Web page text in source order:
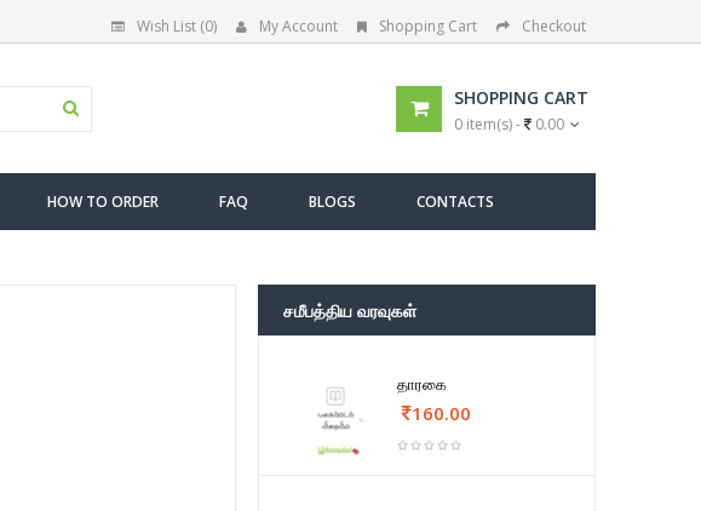
Wish List (0) My Account Shopping Cart Checkout
SHOPPING CART
0 item(s) - 0.00
HOW TO ORDER FAQ BLOGS CONTACTS
சமீபத்திய வரவுகள்
தாரகை
160.00